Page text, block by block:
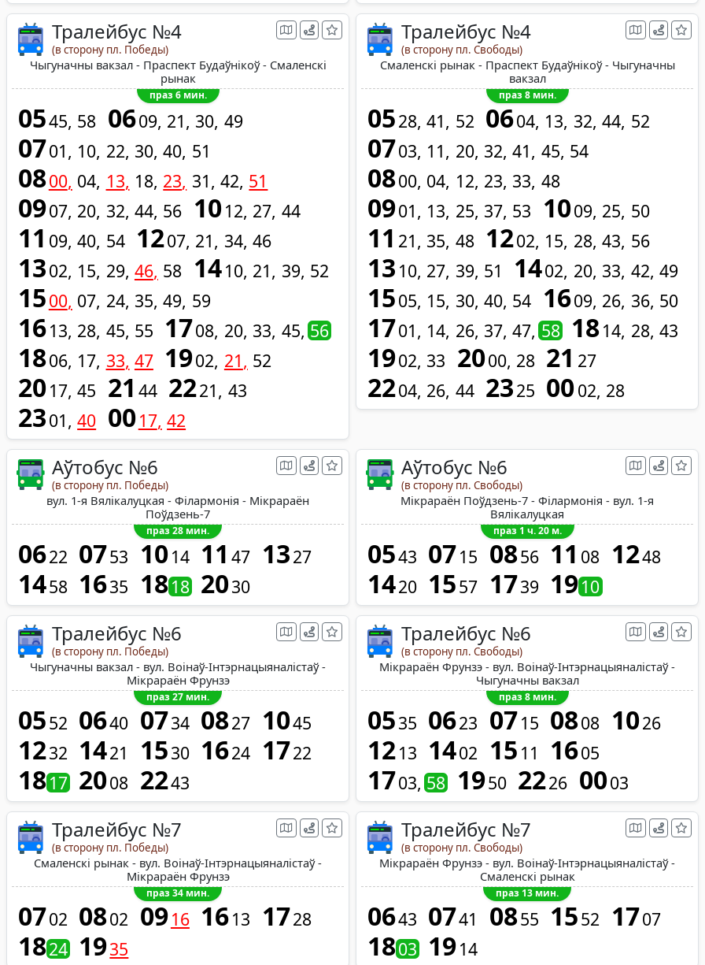
Тралейбус №4
(в сторону пл. Победы)
Чыгуначны вакзал - Праспект Будаўнікоў - Смаленскі
рынак
праз 6 мин.
0545 58 0609 21 30 49
0701 10 22 30 40 51
0800 04 13 18 23 31 42 51
0907 20 32 44 56 1012 27 44
11 09 40 54 1207 21 34 46
1302 15 29 46 58 1410 21 39 52
1500 07 24 35 49 59
1613 28 45 55 1708 20 33 45 56
1806 17 33 47 1902 21 52
2017 45 21 44 2221 43
2301 40 0017 42
Тралейбус №4
(в сторону пл. Свободы)
Смаленскі рынак - Праспект Будаўнікоў - Чыгуначны
вакзал
праз 8 мин.
0528 41 52 0604 13 32 44 52
0703 11 20 32 41 45 54
0800 04 12 23 33 48
0901 13 25 37 53 1009 25 50
11 21 35 48 1202 15 28 43 56
13 10 27 39 51 1402 20 33 42 49
1505 15 30 40 54 1609 26 36 50
1701 14 26 37 47 58 1814 28 43
1902 33 2000 28 21 27
2204 26 44 2325 0002 28
Аўтобус №6
(в сторону пл. Победы)
вул. 1-я Вялікалуцкая - Філармонія - Мікрараён
Поўдзень-7
праз 28 мин.
0622 0753 1014 11 47 1327
1458 1635 1818 2030
Аўтобус №6
(в сторону пл. Свободы)
Мікрараён Поўдзень-7 - Філармонія - вул. 1-я
Вялікалуцкая
праз 1 ч. 20 м.
0543 0715 0856 11 08 1248
1420 1557 1739 1910
Тралейбус №6
(в сторону пл. Победы)
Чыгуначны вакзал - вул. Воінаў-Інтэрнацыяналістаў -
Мікрараён Фрунзэ
праз 27 мин.
0552 0640 0734 0827 1045
1232 1421 1530 1624 1722
1817 2008 2243
Тралейбус №6
(в сторону пл. Свободы)
Мікрараён Фрунзэ - вул. Воінаў-Інтэрнацыяналістаў -
Чыгуначны вакзал
праз 8 мин.
0535 0623 0715 0808 1026
1213 1402 15 11 1605
1703 58 1950 2226 0003
Тралейбус №7
(в сторону пл. Победы)
Смаленскі рынак - вул. Воінаў-Інтэрнацыяналістаў -
Мікрараён Фрунзэ
праз 34 мин.
0702 0802 0916 1613 1728
1824 1935
Тралейбус №7
(в сторону пл. Свободы)
Мікрараён Фрунзэ - вул. Воінаў-Інтэрнацыяналістаў -
Смаленскі рынак
праз 13 мин.
0643 0741 0855 1552 1707
1803 1914